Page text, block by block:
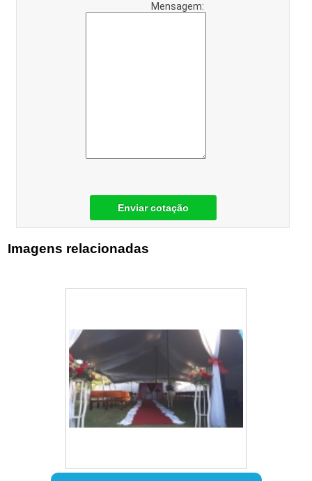
Mensagem:
Enviar cotação
Imagens relacionadas